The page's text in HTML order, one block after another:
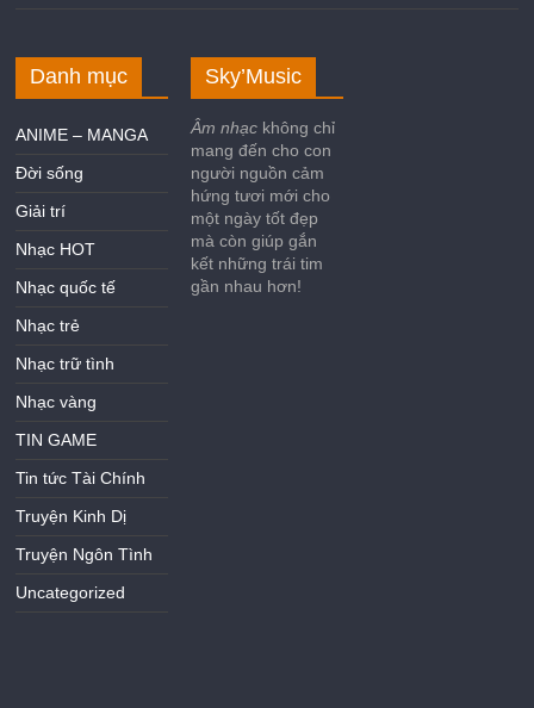
Danh mục
ANIME – MANGA
Đời sống
Giải trí
Nhạc HOT
Nhạc quốc tế
Nhạc trẻ
Nhạc trữ tình
Nhạc vàng
TIN GAME
Tin tức Tài Chính
Truyện Kinh Dị
Truyện Ngôn Tình
Uncategorized
Sky’Music
Âm nhạc không chỉ
mang đến cho con
người nguồn cảm
hứng tươi mới cho
một ngày tốt đẹp
mà còn giúp gắn
kết những trái tim
gần nhau hơn!